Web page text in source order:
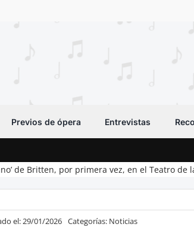
Previos de ópera Entrevistas
de Britten, por primera vez, en el Teatro de
el: 29/01/2026 Categorías: Noticias